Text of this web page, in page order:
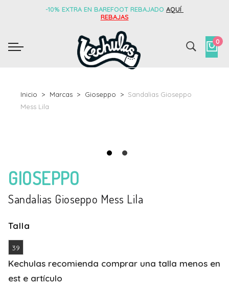
-10% EXTRA EN BAREFOOT REBAJADO AQUÍ
REBAJAS
0
Inicio Marcas Gioseppo
Sandalias Gioseppo
Mess Lila
GIOSEPPO
Sandalias Gioseppo Mess Lila
Talla
39
Kechulas recomienda comprar una talla menos en
est e artículo